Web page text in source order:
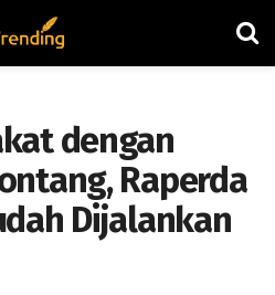
dengan
Raperda
Dijalankan